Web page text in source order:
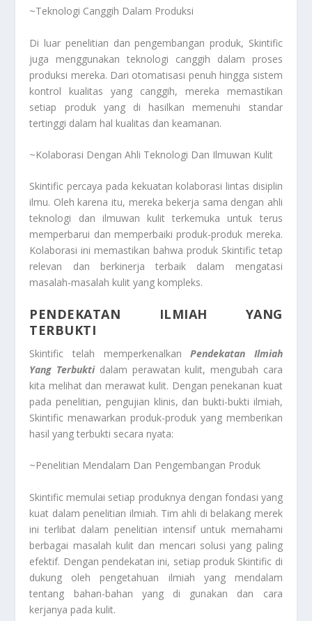
~Teknologi Canggih Dalam Produksi
Di luar penelitian dan pengembangan produk, Skintific
juga menggunakan teknologi canggih dalam proses
produksi mereka. Dari otomatisasi penuh hingga sistem
kontrol kualitas yang canggih, mereka memastikan
setiap produk yang di hasilkan memenuhi standar
tertinggi dalam hal kualitas dan keamanan.
~Kolaborasi Dengan Ahli Teknologi Dan Ilmuwan Kulit
Skintific percaya pada kekuatan kolaborasi lintas disiplin
ilmu. Oleh karena itu, mereka bekerja sama dengan ahli
teknologi dan ilmuwan kulit terkemuka untuk terus
memperbarui dan memperbaiki produk-produk mereka.
Kolaborasi ini memastikan bahwa produk Skintific tetap
relevan dan berkinerja terbaik dalam mengatasi
masalah-masalah kulit yang kompleks.
PENDEKATAN ILMIAH YANG
TERBUKTI
Skintific telah memperkenalkanPendekatan Ilmiah
Yang Terbuktidalam perawatan kulit, mengubah cara
kita melihat dan merawat kulit. Dengan penekanan kuat
pada penelitian, pengujian klinis, dan bukti-bukti ilmiah,
Skintific menawarkan produk-produk yang memberikan
hasil yang terbukti secara nyata:
~Penelitian Mendalam Dan Pengembangan Produk
Skintific memulai setiap produknya dengan fondasi yang
kuat dalam penelitian ilmiah. Tim ahli di belakang merek
ini terlibat dalam penelitian intensif untuk memahami
berbagai masalah kulit dan mencari solusi yang paling
efektif. Dengan pendekatan ini, setiap produk Skintific di
dukung oleh pengetahuan ilmiah yang mendalam
tentang bahan-bahan yang di gunakan dan cara
kerjanya pada kulit.